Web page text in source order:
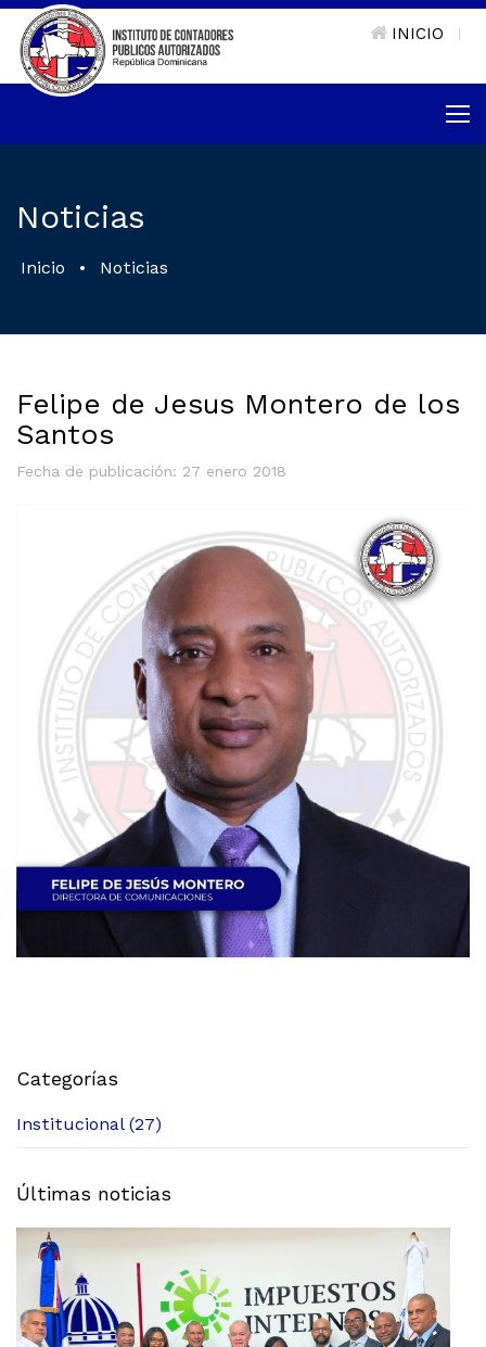
INICIO
Noticias
Inicio • Noticias
Felipe de Jesus Montero de los
Santos
Fecha de publicación: 27 enero 2018
Categorías
Institucional (27)
Últimas noticias